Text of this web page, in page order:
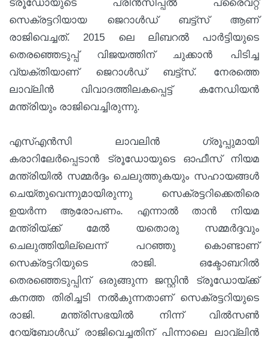
ട്രൂഡോയുടെ പ്രിന്‍സിപ്പല്‍ പ്രൈവറ്റ്
സെക്രട്ടറിയായ ജെറാള്‍ഡ് ബട്ട്‌സ് ആണ്
രാജിവെച്ചത്. 2015 ലെ ലിബറല്‍ പാര്‍ട്ടിയുടെ
തെരഞ്ഞെടുപ്പ് വിജയത്തിന് ചുക്കാന്‍ പിടിച്ച
വ്യക്തിയാണ് ജെറാള്‍ഡ് ബട്ട്‌സ്. നേരത്തെ
ലാവ്‌ലിന്‍ വിവാദത്തിലകപ്പെട്ട് കനേഡിയന്‍
മന്ത്രിയും രാജിവെച്ചിരുന്നു.
എസ്‌എന്‍സി ലാവലിന്‍ ഗ്രൂപ്പുമായി
കരാറിലേര്‍പ്പെടാന്‍ ട്രൂഡോയുടെ ഓഫീസ് നിയമ
മന്ത്രിയില്‍ സമ്മര്‍ദ്ദം ചെലുത്തുകയും സഹായങ്ങള്‍
ചെയ്തുവെന്നുമായിരുന്നു സെക്രട്ടറിക്കെതിരെ
ഉയര്‍ന്ന ആരോപണം. എന്നാല്‍ താന്‍ നിയമ
മന്ത്രിയ്ക്ക് മേല്‍ യതൊരു സമ്മര്‍ദ്ദവും
ചെലുത്തിയില്ലെന്ന് പറഞ്ഞു കൊണ്ടാണ്
സെക്രട്ടറിയുടെ രാജി. ഒക്ടോബറില്‍
തെരഞ്ഞെടുപ്പിന് ഒരുങ്ങുന്ന ജസ്റ്റിന്‍ ട്രൂഡോയ്ക്ക്
കനത്ത തിരിച്ചടി നല്‍കുന്നതാണ് സെക്രട്ടറിയുടെ
രാജി. മന്ത്രിസഭയില്‍ നിന്ന് വില്‍സണ്‍
റേയ്‌ബോള്‍ഡ് രാജിവെച്ചതിന് പിന്നാലെ ലാവ്‌ലിന്‍